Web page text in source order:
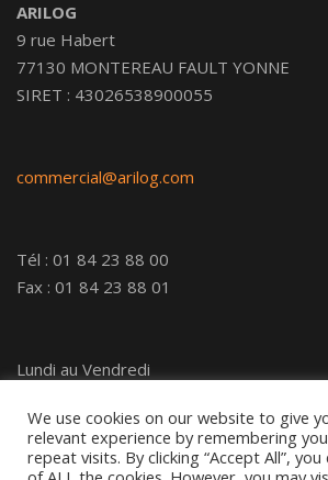
ARILOG
9 rue Habert
77130 MONTEREAU FAULT YONNE
SIRET : 43026538900055
commercial@arilog.com
Tél : 01 84 23 88 00
Fax : 01 84 23 88 01
Lundi au Vendredi
We use cookies on our website to give
relevant experience by remembering
repeat visits. By clicking “Accept All”,